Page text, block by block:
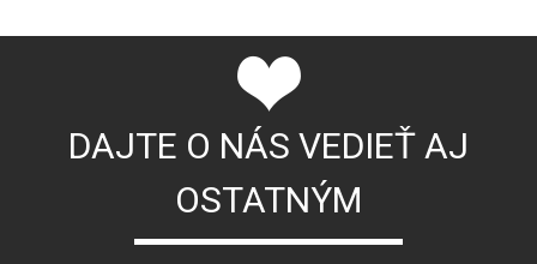
DAJTE O NÁS VEDIEŤ AJ
OSTATNÝM